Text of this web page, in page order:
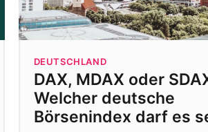
DEUTSCHLAND
DAX, MDAX oder
Welcher deutsche
Börsenindex darf es